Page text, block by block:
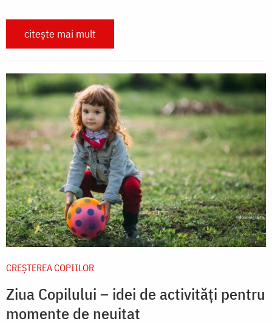
citește mai mult
CREŞTEREA COPIILOR
Ziua Copilului – idei de activități pentru
momente de neuitat